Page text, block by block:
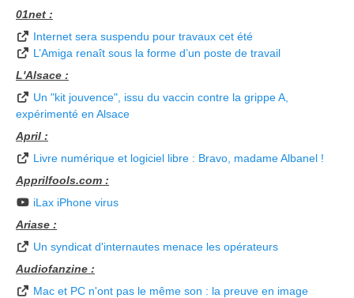
01net :
Internet sera suspendu pour travaux cet été
L’Amiga renaît sous la forme d’un poste de travail
L'Alsace :
Un "kit jouvence", issu du vaccin contre la grippe A,
expérimenté en Alsace
April :
Livre numérique et logiciel libre : Bravo, madame Albanel !
Apprilfools.com :
iLax iPhone virus
Ariase :
Un syndicat d'internautes menace les opérateurs
Audiofanzine :
Mac et PC n'ont pas le même son : la preuve en image